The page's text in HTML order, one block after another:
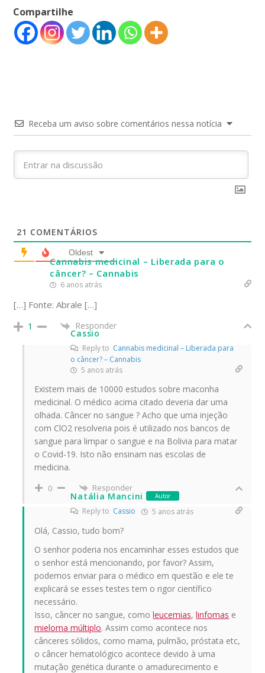
Compartilhe
Receba um aviso sobre comentários nessa notícia
21 COMENTÁRIOS
Oldest
Cannabis medicinal – Liberada para o
câncer? – Cannabis
6 anos atrás
[…] Fonte: Abrale […]
1 Responder
Cassio
Reply to Cannabis medicinal – Liberada para
o câncer? – Cannabis
5 anos atrás
Existem mais de 10000 estudos sobre maconha
medicinal. O médico acima citado deveria dar uma
olhada. Câncer no sangue ? Acho que uma injeção
com ClO2 resolveria pois é utilizado nos bancos de
sangue para limpar o sangue e na Bolivia para matar
o Covid-19. Isto não ensinam nas escolas de
medicina.
0 Responder
Natália Mancini Autor
Reply to Cassio 5 anos atrás
Olá, Cassio, tudo bom?
O senhor poderia nos encaminhar esses estudos que
o senhor está mencionando, por favor? Assim,
podemos enviar para o médico em questão e ele te
explicará se esses testes tem o rigor científico
necessário.
Isso, câncer no sangue, comoleucemias,linfomas e
mieloma múltiplo. Assim como acontece nos
cânceres sólidos, como mama, pulmão, próstata etc,
o câncer hematológico acontece devido à uma
mutação genética durante o amadurecimento e